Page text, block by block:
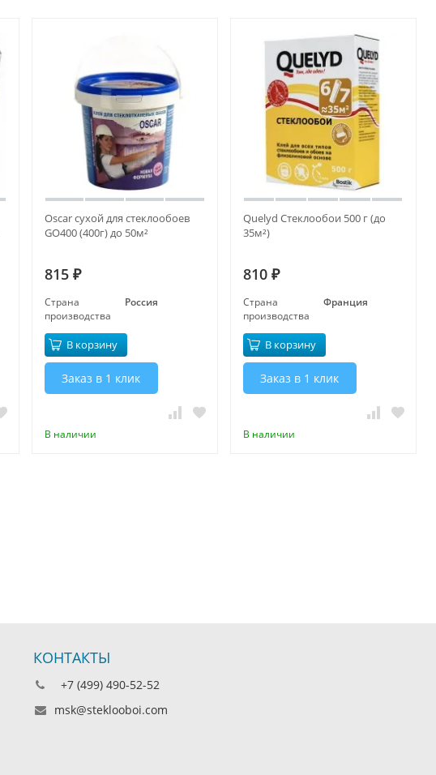
Oscar сухой для стеклообоев
GO400 (400г) до 50м²
815 ₽
Страна
производства
Россия
В корзину
Заказ в 1 клик
В наличии
Quelyd Стеклообои 500 г (до
35м²)
810 ₽
Страна
производства
Франция
В корзину
Заказ в 1 клик
В наличии
КОНТАКТЫ
+7 (499) 490-52-52
msk@steklooboi.com